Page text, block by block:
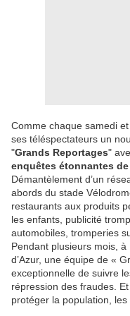
Comme chaque samedi
ses téléspectateurs un
"Grands Reportages"
enquêtes étonnantes
Démantèlement d’un
abords du stade
restaurants aux produits
les enfants, publicité
automobiles, tromperies
Pendant plusieurs mois,
d’Azur, une équipe de «
exceptionnelle de suivre
répression des fraudes.
protéger la population,